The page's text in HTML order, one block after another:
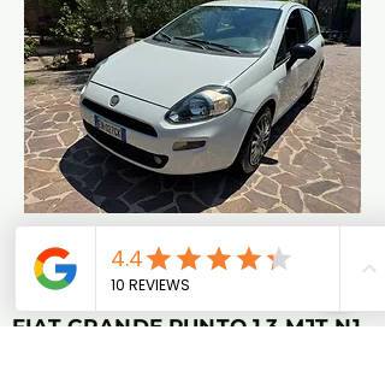
Diesel 2012 132.000 km
FIAT GRANDE PUNTO 1.3 MJT N1